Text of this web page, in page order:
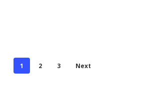
1 2 3 Next